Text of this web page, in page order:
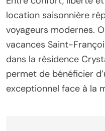
location saisonnière
voyageurs modernes.
vacances Saint-
dans la résidence
permet de bénéficier
exceptionnel face à la